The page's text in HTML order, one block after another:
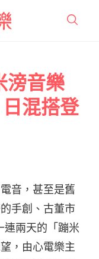
滂音樂
混搭登
音，甚至是舊
手創、古董市
兩天的「蹦米
，由心電樂主